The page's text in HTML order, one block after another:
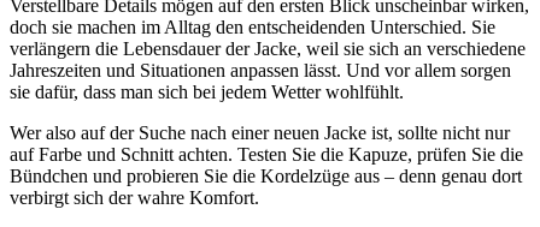
Verstellbare Details mögen auf den ersten Blick unscheinbar wirken,
doch sie machen im Alltag den entscheidenden Unterschied. Sie
verlängern die Lebensdauer der Jacke, weil sie sich an verschiedene
Jahreszeiten und Situationen anpassen lässt. Und vor allem sorgen
sie dafür, dass man sich bei jedem Wetter wohlfühlt.
Wer also auf der Suche nach einer neuen Jacke ist, sollte nicht nur
auf Farbe und Schnitt achten. Testen Sie die Kapuze, prüfen Sie die
Bündchen und probieren Sie die Kordelzüge aus – denn genau dort
verbirgt sich der wahre Komfort.